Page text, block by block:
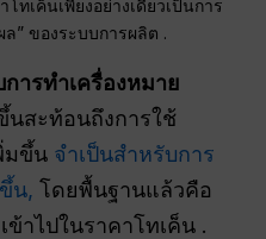
ทเค็นเพียงอย่างเดียวเป็นการ
” ของระบบการผลิต .
ารทำเครื่องหมาย
สะท้อนถึงการใช้
มขึ้น จำเป็นสำหรับการ
น, โดยพื้นฐานแล้วคือ
ข้าไปในราคาโทเค็น .